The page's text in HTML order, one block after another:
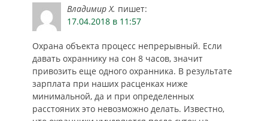
Владимир Х. пишет:
17.04.2018 в 11:57
Охрана объекта процесс непрерывный. Если
давать охраннику на сон 8 часов, значит
привозить еще одного охранника. В результате
зарплата при наших расценках ниже
минимальной, да и при определенных
расстояних это невозможно делать. Известно,